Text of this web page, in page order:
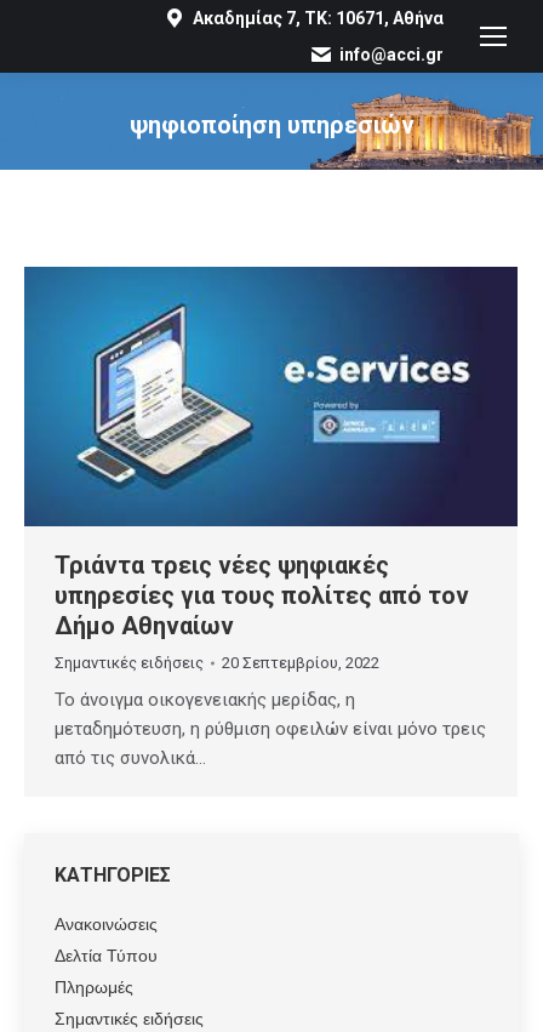
Ακαδημίας 7, ΤΚ: 10671, Αθήνα
info@acci.gr
ψηφιοποίηση υπηρεσιών
You are here:
Τριάντα τρεις νέες ψηφιακές
υπηρεσίες για τους πολίτες από τον
Δήμο Αθηναίων
Σημαντικές ειδήσεις 20 Σεπτεμβρίου, 2022
Το άνοιγμα οικογενειακής μερίδας, η
μεταδημότευση, η ρύθμιση οφειλών είναι μόνο τρεις
από τις συνολικά…
ΚΑΤΗΓΟΡΙΕΣ
Ανακοινώσεις
Δελτία Τύπου
Πληρωμές
Σημαντικές ειδήσεις